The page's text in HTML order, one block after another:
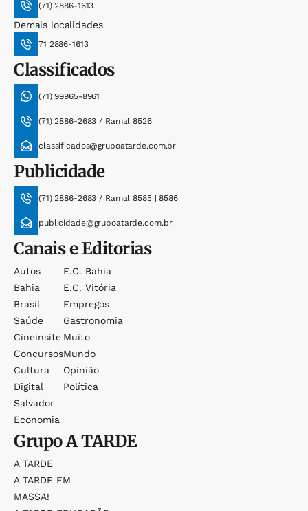
(71) 2886-1613
Demais localidades
71 2886-1613
Classificados
(71) 99965-8961
(71) 2886-2683 / Ramal 8526
classificados@grupoatarde.com.br
Publicidade
(71) 2886-2683 / Ramal 8585 | 8586
publicidade@grupoatarde.com.br
Canais e Editorias
Autos
Bahia
Brasil
Saúde
Cineinsite
Concursos
Cultura
Digital
Salvador
Economia
E.c. Bahia
E.c. Vitória
Empregos
Gastronomia
Muito
Mundo
Opinião
Política
GrupoA TARDE
A TARDE
A TARDE FM
MASSA!